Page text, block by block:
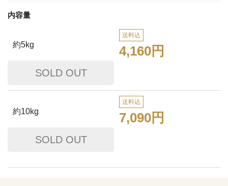
内容量
約5kg
送料込
4,160円
約10kg
送料込
7,090円